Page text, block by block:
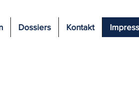
Dossiers Kontakt